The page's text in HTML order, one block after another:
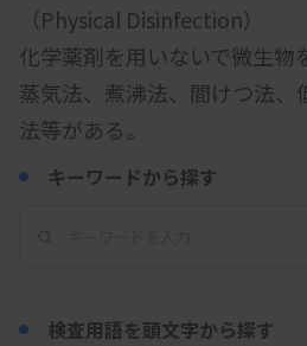
（Physical Disinfection）
化学薬剤を用いないで微生物
蒸気法、煮沸法、間けつ法、
法等がある。
キーワードから探す
検査用語を頭文字から探す